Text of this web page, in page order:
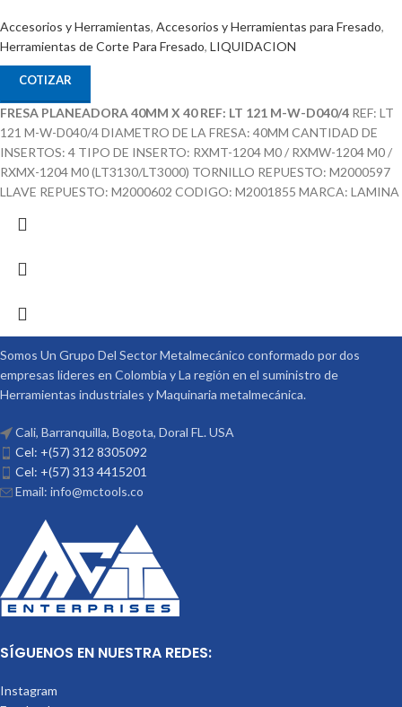
Accesorios y Herramientas, Accesorios y Herramientas para Fresado,
Herramientas de Corte Para Fresado, LIQUIDACION
COTIZAR
FRESA PLANEADORA 40MM X 40 REF: LT 121 M-W-D040/4 REF: LT
121 M-W-D040/4 DIAMETRO DE LA FRESA: 40MM CANTIDAD DE
INSERTOS: 4 TIPO DE INSERTO: RXMT-1204 M0 / RXMW-1204 M0 /
RXMX-1204 M0 (LT3130/LT3000) TORNILLO REPUESTO: M2000597
LLAVE REPUESTO: M2000602 CODIGO: M2001855 MARCA: LAMINA
Somos Un Grupo Del Sector Metalmecánico conformado por dos
empresas lideres en Colombia y La región en el suministro de
Herramientas industriales y Maquinaria metalmecánica.
Cali, Barranquilla, Bogota, Doral FL. USA
Cel: +(57) 312 8305092
Cel: +(57) 313 4415201
Email: info@mctools.co
SÍGUENOS EN NUESTRA REDES:
Instagram